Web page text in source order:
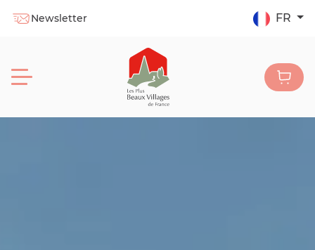
Newsletter FR